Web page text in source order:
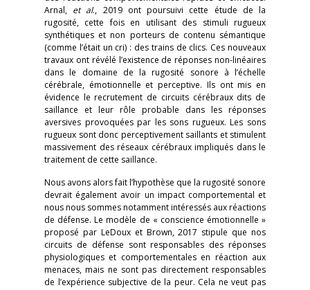
Arnal, et al., 2019 ont poursuivi cette étude de la
rugosité, cette fois en utilisant des stimuli rugueux
synthétiques et non porteurs de contenu sémantique
(comme l’était un cri) : des trains de clics. Ces nouveaux
travaux ont révélé l’existence de réponses non-linéaires
dans le domaine de la rugosité sonore à l’échelle
cérébrale, émotionnelle et perceptive. Ils ont mis en
évidence le recrutement de circuits cérébraux dits de
saillance et leur rôle probable dans les réponses
aversives provoquées par les sons rugueux. Les sons
rugueux sont donc perceptivement saillants et stimulent
massivement des réseaux cérébraux impliqués dans le
traitement de cette saillance.
Nous avons alors fait l’hypothèse que la rugosité sonore
devrait également avoir un impact comportemental et
nous nous sommes notamment intéressés aux réactions
de défense. Le modèle de « conscience émotionnelle »
proposé par LeDoux et Brown, 2017 stipule que nos
circuits de défense sont responsables des réponses
physiologiques et comportementales en réaction aux
menaces, mais ne sont pas directement responsables
de l’expérience subjective de la peur. Cela ne veut pas